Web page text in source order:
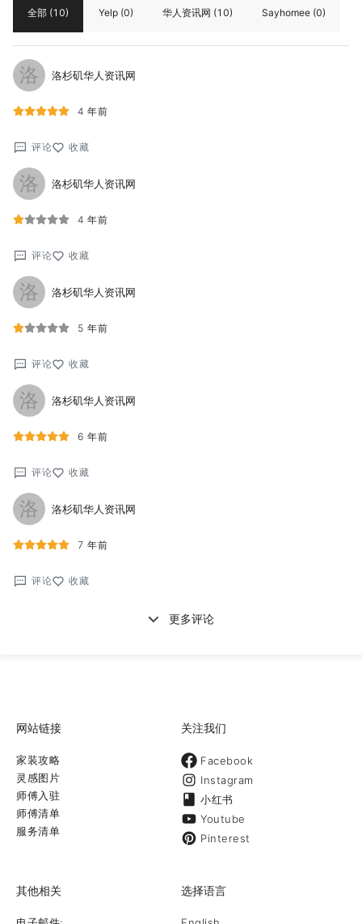
全部 (10) Yelp (0) 华人资讯网 (10) Sayhomee (0)
洛 洛杉矶华人资讯网
4 年前
评论 收藏
洛 洛杉矶华人资讯网
4 年前
评论 收藏
洛 洛杉矶华人资讯网
5 年前
评论 收藏
洛 洛杉矶华人资讯网
6 年前
评论 收藏
洛 洛杉矶华人资讯网
7 年前
评论 收藏
更多评论
网站链接
家装攻略
灵感图片
师傅入驻
师傅清单
服务清单
关注我们
Facebook
Instagram
小红书
Youtube
Pinterest
其他相关 选择语言